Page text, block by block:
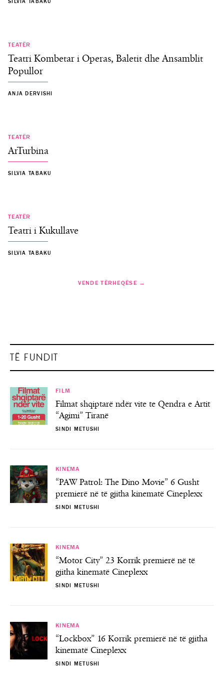
TEATËR
Teatri Kombetar i Operas, Baletit dhe Ansamblit
Popullor
ANJA DERVISHI
TEATËR
ArTurbina
SILVIA TABAKU
TEATËR
Teatri i Kukullave
SILVIA TABAKU
VENDE TËRHEQËSE →
TË FUNDIT
FILM
Filmat shqiptarë ndër vite te Qendra e Artit
“Agimi” Tiranë
SINDI METUSHI
KINEMA
“PAW Patrol: The Dino Movie” 6 Gusht
premierë në të gjitha kinematë Cineplexx
SINDI METUSHI
KINEMA
“Motor City” 23 Korrik premierë në të
gjitha kinematë Cineplexx
SINDI METUSHI
KINEMA
“Lockbox” 16 Korrik premierë në të gjitha
kinematë Cineplexx
SINDI METUSHI